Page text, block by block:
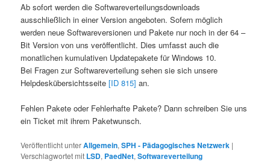
Ab sofort werden die Softwareverteilungsdownloads
ausschließlich in einer Version angeboten. Sofern möglich
werden neue Softwareversionen und Pakete nur noch in der 64 –
Bit Version von uns veröffentlicht. Dies umfasst auch die
monatlichen kumulativen Updatepakete für Windows 10.
Bei Fragen zur Softwareverteilung sehen sie sich unsere
Helpdeskübersichtsseite[ID 815] an.
Fehlen Pakete oder Fehlerhafte Pakete? Dann schreiben Sie uns
ein Ticket mit ihrem Paketwunsch.
Veröffentlicht unterAllgemein,SPH - Pädagogisches Netzwerk |
Verschlagwortet mit LSD, PaedNet,Softwareverteilung